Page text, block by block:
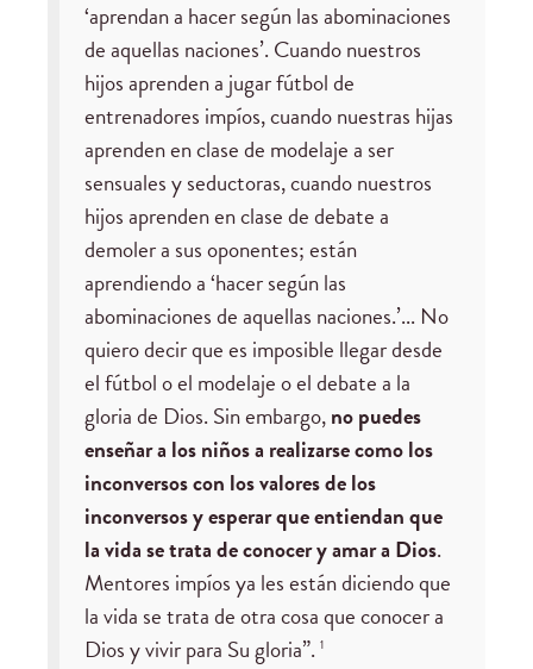
‘aprendan a hacer según las abominaciones
de aquellas naciones’. Cuando nuestros
hijos aprenden a jugar fútbol de
entrenadores impíos, cuando nuestras hijas
aprenden en clase de modelaje a ser
sensuales y seductoras, cuando nuestros
hijos aprenden en clase de debate a
demoler a sus oponentes; están
aprendiendo a ‘hacer según las
abominaciones de aquellas naciones.’... No
quiero decir que es imposible llegar desde
el fútbol o el modelaje o el debate a la
gloria de Dios. Sin embargo,no puedes
enseñar a los niños a realizarse como los
inconversos con los valores de los
inconversos y esperar que entiendan que
la vida se trata de conocer y amar a Dios.
Mentores impíos ya les están diciendo que
la vida se trata de otra cosa que conocer a
Dios y vivir para Su gloria”. 1